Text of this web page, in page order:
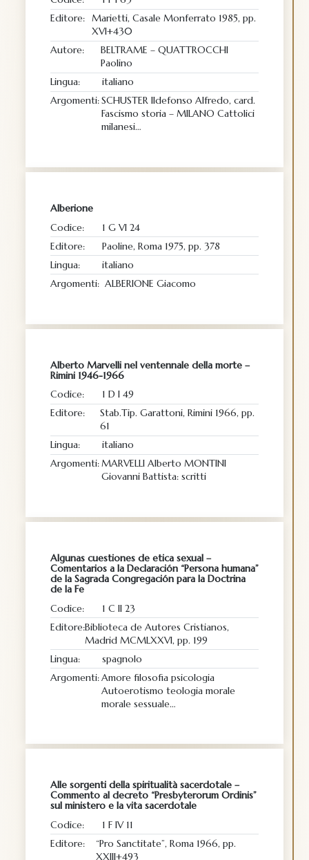
Editore: Marietti, Casale Monferrato 1985, pp.
XVI+430
Autore:
BELTRAME – QUATTROCCHI
Paolino
Lingua:
italiano
Argomenti:SCHUSTER Ildefonso Alfredo, card.
Fascismo storia – MILANO Cattolici
milanesi…
Alberione
Codice:
1 G VI 24
Editore:
Paoline, Roma 1975, pp. 378
Lingua:
italiano
Argomenti: ALBERIONE Giacomo
Alberto Marvelli nel ventennale della morte –
Rimini 1946-1966
Codice:
1 D I 49
Editore:
Stab.Tip. Garattoni, Rimini 1966, pp.
61
Lingua:
italiano
Argomenti:MARVELLI Alberto MONTINI
Giovanni Battista: scritti
Algunas cuestiones de etica sexual –
Comentarios a la Declaración “Persona humana”
de la Sagrada Congregación para la Doctrina
de la Fe
Codice:
1 C II 23
Editore:Biblioteca de Autores Cristianos,
Madrid MCMLXXVI, pp. 199
Lingua:
spagnolo
Argomenti:Amore filosofia psicologia
Autoerotismo teologia morale
morale sessuale…
Alle sorgenti della spiritualità sacerdotale –
Commento al decreto “Presbyterorum Ordinis”
sul ministero e la vita sacerdotale
Codice:
1 F IV 11
Editore:
“Pro Sanctitate”, Roma 1966, pp.
XXIII+493